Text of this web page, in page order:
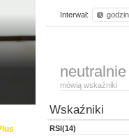
Interwał:
neutralnie
mówią wskaźniki
Wskaźniki
RSI(14)